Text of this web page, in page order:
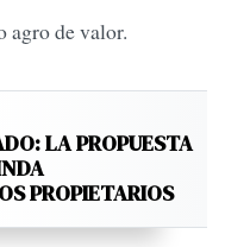
agro de valor.
LA PROPUESTA
PROPIETARIOS